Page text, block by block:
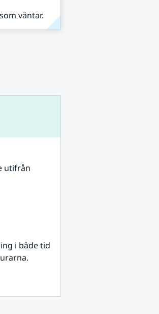
väntar.
utifrån
i både tid